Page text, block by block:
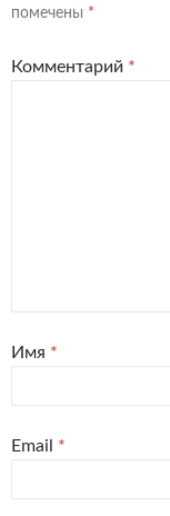
помечены *
Комментарий *
Имя *
Email *